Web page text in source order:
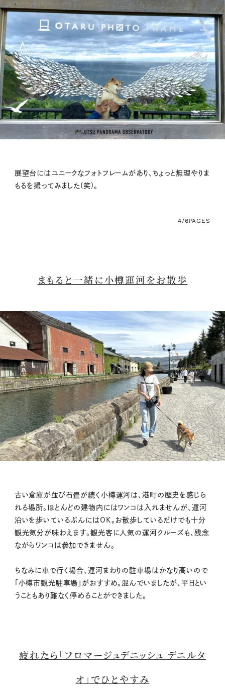
展望台にはユニークなフォトフレームがあり、ちょっと無理やりま
もるを撮ってみました(笑)。
4/6PAGES
まもると一緒に小樽運河をお散歩
古い倉庫が並び石畳が続く小樽運河は、港町の歴史を感じら
れる場所。ほとんどの建物内にはワンコは入れませんが、運河
沿いを歩いているぶんにはOK。お散歩しているだけでも十分
観光気分が味わえます。観光客に人気の運河クルーズも、残念
ながらワンコは参加できません。
ちなみに車で行く場合、運河まわりの駐車場はかなり高いので
「小樽市観光駐車場」がおすすめ。混んでいましたが、平日とい
うこともあり難なく停めることができました。
疲れたら「フロマージュデニッシュ デニルタ
オ」でひとやすみ